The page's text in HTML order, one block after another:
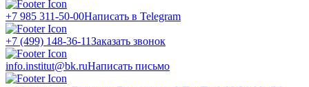
+7 985 311-50-00Написать в Telegram
+7 (499) 148-36-11Заказать звонок
info.institut@bk.ruНаписать письмо